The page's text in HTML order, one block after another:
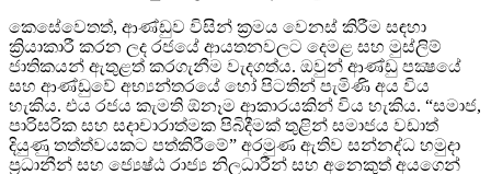
කෙසේවෙතත්, ආණ්ඩුව විසින් ක්‍රමය වෙනස් කිරීම සඳහා
ක්‍රියාකාරී කරන ලද රජයේ ආයතනවලට දෙමළ සහ මුස්ලිම්
ජාතිකයන් ඇතුළත් කරගැනීම වැදගත්ය. ඔවුන් ආණ්ඩු පක්‍ෂයේ
සහ ආණ්ඩුවේ අභ්‍යන්තරයේ හෝ පිටතින් පැමිණි අය විය
හැකිය. එය රජය කැමති ඕනෑම ආකාරයකින් විය හැකිය. “සමාජ,
පාරිසරික සහ සදාචාරාත්මක පිබිදීමක් තුළින් සමාජය වඩාත්
දියුණු තත්ත්වයකට පත්කිරීමේ” අරමුණ ඇතිව සන්නද්ධ හමුදා
ප්‍රධානීන් සහ ජ්‍යෙෂ්ඨ රාජ්‍ය නිලධාරීන් සහ අනෙකුත් අයගෙන්